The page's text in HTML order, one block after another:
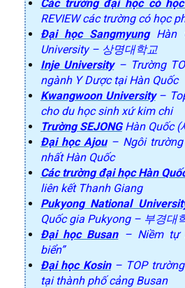
Các trường đại học có
REVIEW các trường có học
Đại học SangmyungHàn
University – 상명대학교
Inje University– Trường
ngành Y Dược tại Hàn Quốc
Kwangwoon University–
cho du học sinh xứ kim chi
Trường SEJONGHàn Quốc (
Đại học Ajou– Ngôi trường
nhất Hàn Quốc
Các trường đại học Hàn
liên kết Thanh Giang
Pukyong National
Quốc gia Pukyong – 부경대
Đại học Busan– Niềm tự
biển”
Đại học Kosin– TOP
tại thành phố cảng Busan